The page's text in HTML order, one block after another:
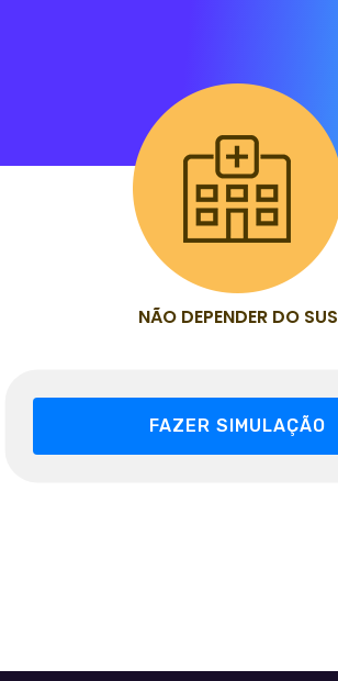
NÃO DEPENDER DO SUS
FAZER SIMULAÇÃO